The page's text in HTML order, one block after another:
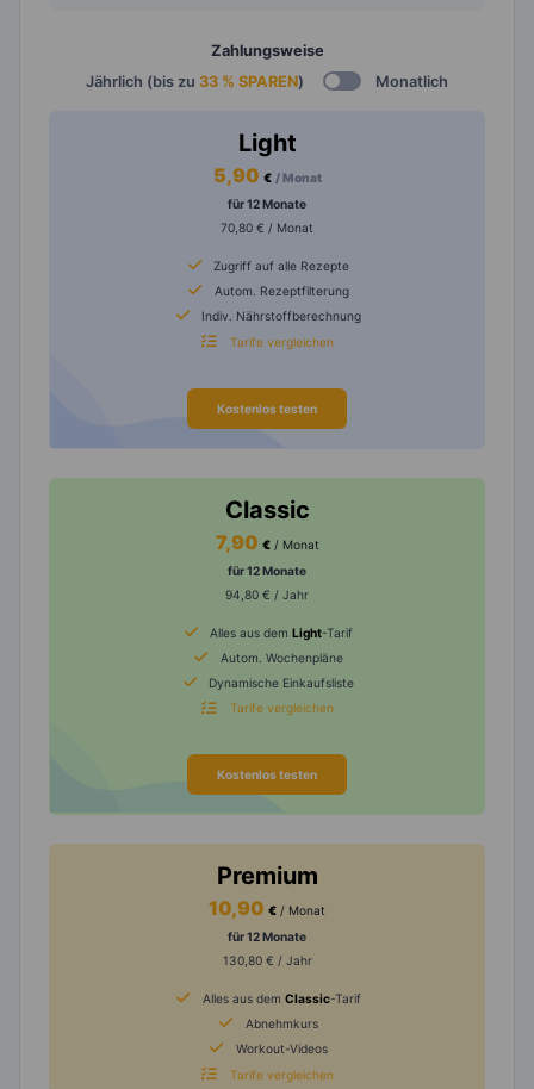
Zahlungsweise
Jährlich (bis zu 33 % SPAREN) Monatlich
Light
5,90 € / Monat
für 12 Monate
70,80 € / Monat
Zugriff auf alle Rezepte
Autom. Rezeptfilterung
Indiv. Nährstoffberechnung
Tarife vergleichen
Kostenlos testen
Classic
7,90 € / Monat
für 12 Monate
94,80 € / Jahr
Alles aus dem Light-Tarif
Autom. Wochenpläne
Dynamische Einkaufsliste
Tarife vergleichen
Kostenlos testen
Premium
10,90 € / Monat
für 12 Monate
130,80 € / Jahr
Alles aus dem Classic-Tarif
Abnehmkurs
Workout-Videos
Tarife vergleichen